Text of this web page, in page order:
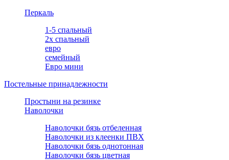
Перкаль
1-5 спальный
2х спальный
евро
семейный
Евро мини
Постельные принадлежности
Простыни на резинке
Наволочки
Наволочки бязь отбеленная
Наволочки из клеенки ПВХ
Наволочки бязь однотонная
Наволочки бязь цветная